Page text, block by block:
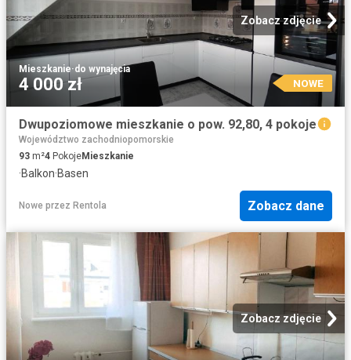
Zobacz zdjęcie
Mieszkanie·do wynajęcia
4 000 zł NOWE
Dwupoziomowe mieszkanie o pow. 92,80, 4 pokoje
Województwo zachodniopomorskie
93 m²4 PokojeMieszkanie
·Balkon·Basen
Nowe przez Rentola Zobacz dane
Zobacz zdjęcie